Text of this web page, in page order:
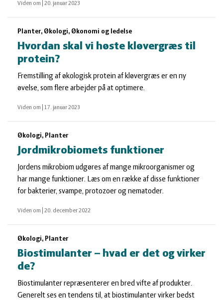
Viden om 20. januar 2023
Planter, Økologi, Økonomi og ledelse
Hvordan skal vi høste kløvergræs til
protein?
Fremstilling af økologisk protein af kløvergræs er en ny
øvelse, som flere arbejder på at optimere.
Viden om 17. januar 2023
Økologi, Planter
Jordmikrobiomets funktioner
Jordens mikrobiom udgøres af mange mikroorganismer og
har mange funktioner. Læs om en række af disse funktioner
for bakterier, svampe, protozoer og nematoder.
Viden om 20. december 2022
Økologi, Planter
Biostimulanter – hvad er det og virker
de?
Biostimulanter repræsenterer en bred vifte af produkter.
Generelt ses en tendens til, at biostimulanter virker bedst